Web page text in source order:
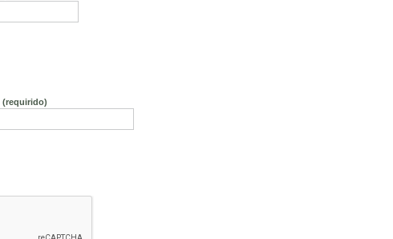
(requirido)